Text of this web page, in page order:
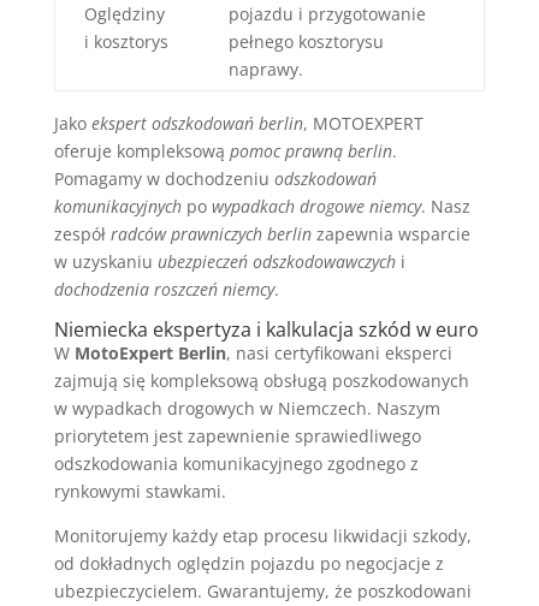
Oględziny
i kosztorys
pojazdu i przygotowanie
pełnego kosztorysu
naprawy.
Jako ekspert odszkodowań berlin, MOTOEXPERT
oferuje kompleksową pomoc prawną berlin.
Pomagamy w dochodzeniu odszkodowań
komunikacyjnychpo wypadkach drogowe niemcy. Nasz
zespół radców prawniczych berlinzapewnia wsparcie
w uzyskaniu ubezpieczeń odszkodowawczychi
dochodzenia roszczeń niemcy.
Niemiecka ekspertyza i kalkulacja szkód w euro
W MotoExpert Berlin, nasi certyfikowani eksperci
zajmują się kompleksową obsługą poszkodowanych
w wypadkach drogowych w Niemczech. Naszym
priorytetem jest zapewnienie sprawiedliwego
odszkodowania komunikacyjnego zgodnego z
rynkowymi stawkami.
Monitorujemy każdy etap procesu likwidacji szkody,
od dokładnych oględzin pojazdu po negocjacje z
ubezpieczycielem. Gwarantujemy, że poszkodowani